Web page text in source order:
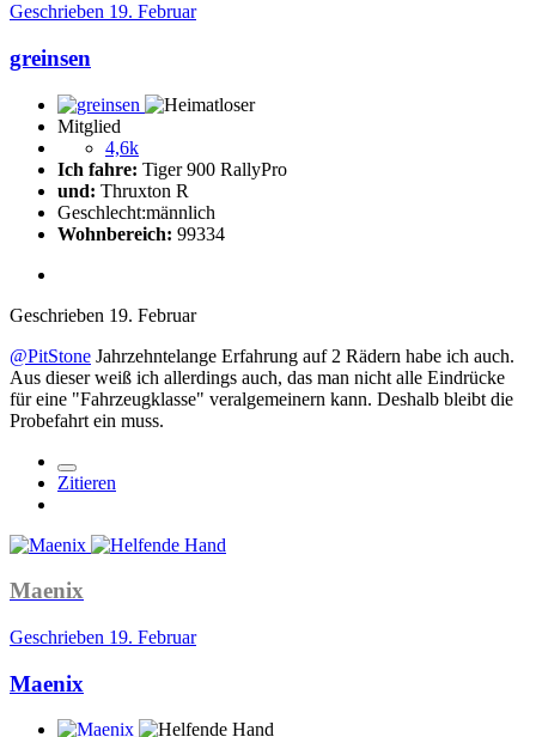
Geschrieben 19. Februar
greinsen
Mitglied
4,6k
Ich fahre: Tiger 900 RallyPro
und: Thruxton R
Geschlecht:männlich
Wohnbereich: 99334
Geschrieben 19. Februar
@PitStone Jahrzehntelange Erfahrung auf 2 Rädern habe ich auch.
Aus dieser weiß ich allerdings auch, das man nicht alle Eindrücke
für eine "Fahrzeugklasse" veralgemeinern kann. Deshalb bleibt die
Probefahrt ein muss.
Zitieren
Maenix
Geschrieben 19. Februar
Maenix